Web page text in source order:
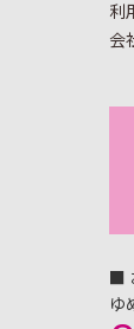
利
会
■
ゆ